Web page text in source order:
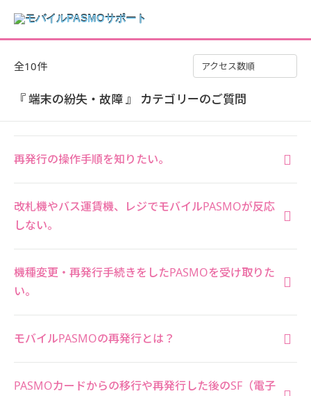
アクセス数順
『 端末の紛失・故障 』 カテゴリーのご質問
全10件
再発行の操作手順を知りたい。
改札機やバス運賃機、レジでモバイルPASMOが反応
しない。
機種変更・再発行手続きをしたPASMOを受け取りた
い。
モバイルPASMOの再発行とは？
PASMOカードからの移行や再発行した後のSF（電子